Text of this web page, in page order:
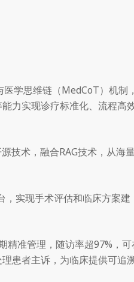
学思维链（MedCoT）机制，
力实现诊疗标准化、流程高
技术，融合RAG技术，从海
，实现手术评估和临床方案建
精准管理，随访率超97%，可
患者主诉，为临床提供可追